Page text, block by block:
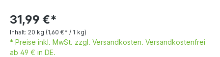
31,99 €*
Inhalt: 20 kg (1,60 €* / 1 kg)
* Preise inkl. MwSt. zzgl. Versandkosten. Versandkostenfrei
ab 49 € in DE.